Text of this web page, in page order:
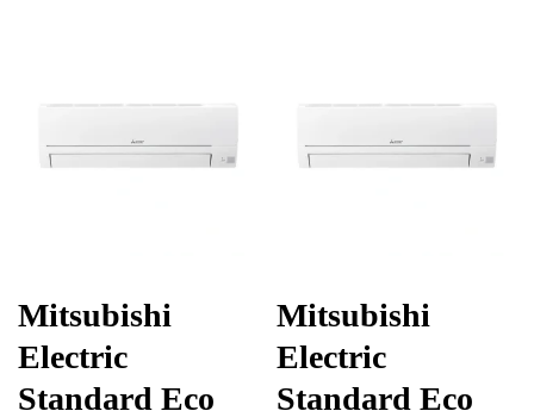
Mitsubishi
Electric
Standard Eco
Mitsubishi
Electric
Standard Eco